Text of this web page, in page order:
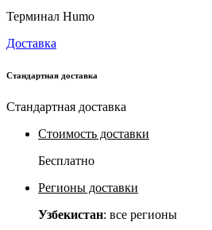
Терминал Humo
Доставка
Стандартная доставка
Стандартная доставка
Стоимость доставки
Бесплатно
Регионы доставки
Узбекистан: все регионы